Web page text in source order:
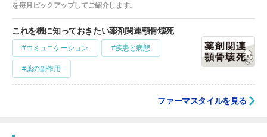
を毎月ピックアップしてご紹介します。
これを機に知っておきたい薬剤関連顎骨壊死
#コミュニケーション #疾患と病態
#薬の副作用
ファーマスタイルを見る